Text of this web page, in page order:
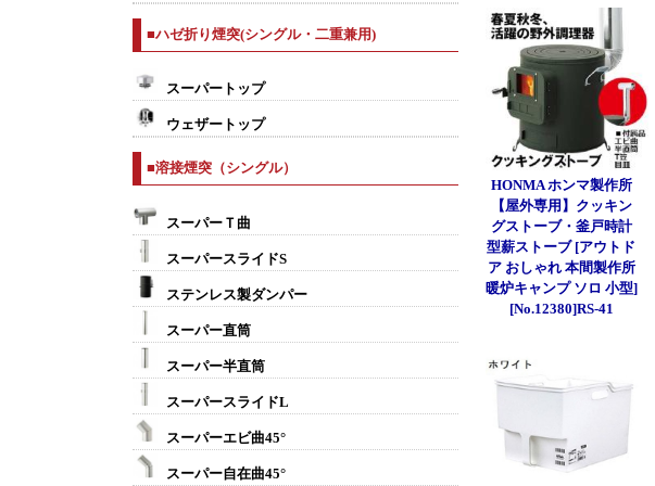
■ハゼ折り煙突(シングル・二重兼用)
スーパートップ
ウェザートップ
■溶接煙突（シングル）
スーパーＴ曲
スーパースライドS
ステンレス製ダンパー
スーパー直筒
スーパー半直筒
スーパースライドL
スーパーエビ曲45°
スーパー自在曲45°
HONMA ホンマ製作所
【屋外専用】クッキン
グストーブ・釜戸時計
型薪ストーブ [アウトド
ア おしゃれ 本間製作所
暖炉キャンプ ソロ 小型]
[No.12380]RS-41